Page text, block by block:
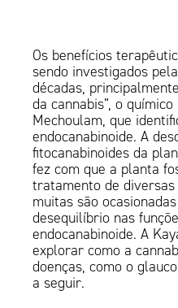
Os benefícios
sendo investigados
décadas,
da cannabis”, o
Mechoulam, que
endocanabinoide. A
fitocanabinoides da
fez com que a planta
tratamento de diversas
muitas são
desequilíbrio nas
endocanabinoide. A
explorar como a
doenças, como o
a seguir.